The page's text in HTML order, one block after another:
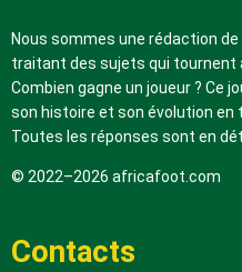
Nous sommes une rédaction
traitant des sujets qui tournent
Combien gagne un joueur ? Ce
son histoire et son évolution en
Toutes les réponses sont en
© 2022–2026 africafoot.com
Contacts